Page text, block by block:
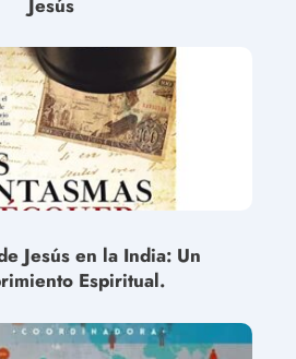
Jesús en la India: Un
Espiritual.